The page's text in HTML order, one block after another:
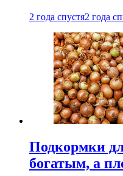
2 года спустя2 года
Подкормки
богатым, а